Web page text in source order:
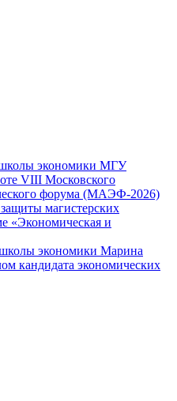
экономики МГУ
VIII Московского
форума (МАЭФ-2026)
магистерских
«Экономическая и
экономики Марина
кандидата экономических